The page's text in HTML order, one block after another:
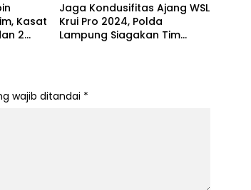
Kasat
2
Jaga Kondusifitas Ajang WSL
Krui Pro 2024, Polda
Lampung Siagakan Tim
wajib ditandai *